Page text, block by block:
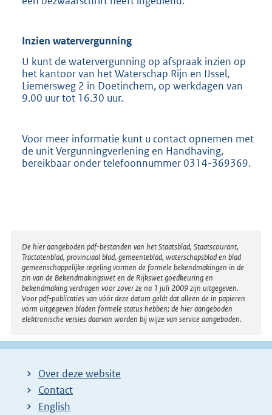
Inzien watervergunning
U kunt de watervergunning op afspraak inzien op
het kantoor van het Waterschap Rijn en IJssel,
Liemersweg 2 in Doetinchem, op werkdagen van
9.00 uur tot 16.30 uur.
Voor meer informatie kunt u contact opnemen met
de unit Vergunningverlening en Handhaving,
bereikbaar onder telefoonnummer 0314-369369.
Disclaimer
De hier aangeboden pdf-bestanden van het Staatsblad, Staatscourant,
Tractatenblad, provinciaal blad, gemeenteblad, waterschapsblad en blad
gemeenschappelijke regeling vormen de formele bekendmakingen in de
zin van de Bekendmakingswet en de Rijkswet goedkeuring en
bekendmaking verdragen voor zover ze na 1 juli 2009 zijn uitgegeven.
Voor pdf-publicaties van vóór deze datum geldt dat alleen de in papieren
vorm uitgegeven bladen formele status hebben; de hier aangeboden
elektronische versies daarvan worden bij wijze van service aangeboden.
Over deze website
Contact
English